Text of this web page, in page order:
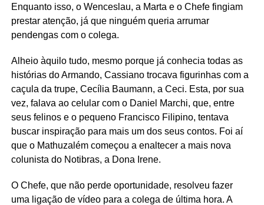
Enquanto isso, o Wenceslau, a Marta e o Chefe fingiam
prestar atenção, já que ninguém queria arrumar
pendengas com o colega.
Alheio àquilo tudo, mesmo porque já conhecia todas as
histórias do Armando, Cassiano trocava figurinhas com a
caçula da trupe, Cecília Baumann, a Ceci. Esta, por sua
vez, falava ao celular com o Daniel Marchi, que, entre
seus felinos e o pequeno Francisco Filipino, tentava
buscar inspiração para mais um dos seus contos. Foi aí
que o Mathuzalém começou a enaltecer a mais nova
colunista do Notibras, a Dona Irene.
O Chefe, que não perde oportunidade, resolveu fazer
uma ligação de vídeo para a colega de última hora. A